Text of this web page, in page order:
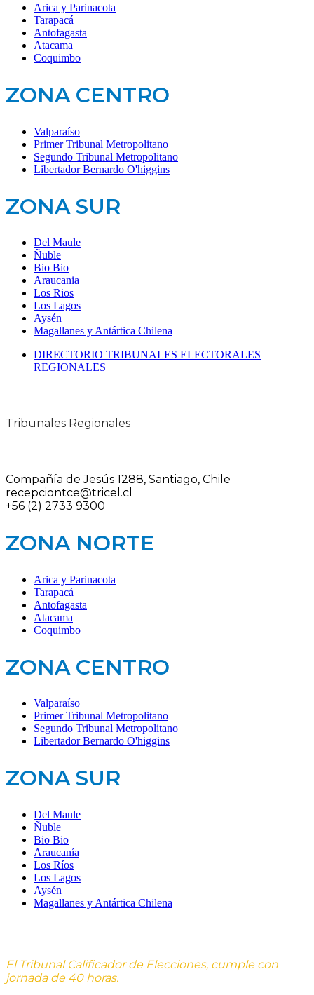
Arica y Parinacota
Tarapacá
Antofagasta
Atacama
Coquimbo
ZONA CENTRO
Valparaíso
Primer Tribunal Metropolitano
Segundo Tribunal Metropolitano
Libertador Bernardo O'higgins
ZONA SUR
Del Maule
Ñuble
Bio Bio
Araucania
Los Rios
Los Lagos
Aysén
Magallanes y Antártica Chilena
DIRECTORIO TRIBUNALES ELECTORALES
REGIONALES
Tribunales Regionales
Compañía de Jesús 1288, Santiago, Chile
recepciontce@tricel.cl
+56 (2) 2733 9300
ZONA NORTE
Arica y Parinacota
Tarapacá
Antofagasta
Atacama
Coquimbo
ZONA CENTRO
Valparaíso
Primer Tribunal Metropolitano
Segundo Tribunal Metropolitano
Libertador Bernardo O'higgins
ZONA SUR
Del Maule
Ñuble
Bio Bio
Araucanía
Los Ríos
Los Lagos
Aysén
Magallanes y Antártica Chilena
El Tribunal Calificador de Elecciones, cumple con
jornada de 40 horas.